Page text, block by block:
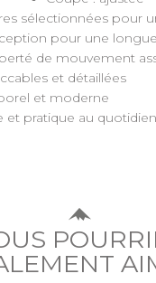
sélectionnées pour
pour une
de mouvement
et détaillées
et moderne
et pratique au quotidien